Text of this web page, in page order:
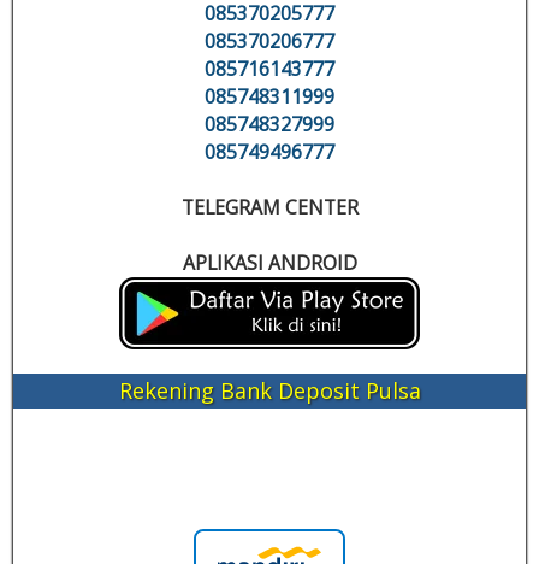
085370205777
085370206777
085716143777
085748311999
085748327999
085749496777
TELEGRAM CENTER
APLIKASI ANDROID
Rekening Bank Deposit Pulsa